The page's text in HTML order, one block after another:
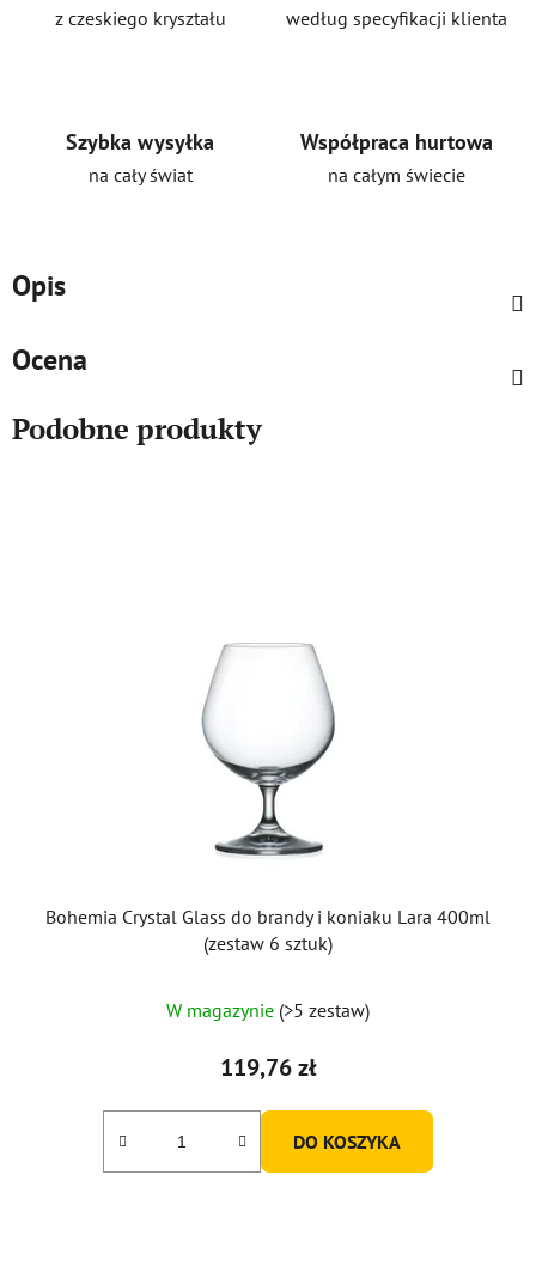
z czeskiego kryształu według specyfikacji klienta
Szybka wysyłka
na cały świat
Współpraca hurtowa
na całym świecie
Opis
Ocena
Podobne produkty
Bohemia Crystal Glass do brandy i koniaku Lara 400ml
(zestaw 6 sztuk)
W magazynie (>5 zestaw)
119,76 zł
DO KOSZYKA